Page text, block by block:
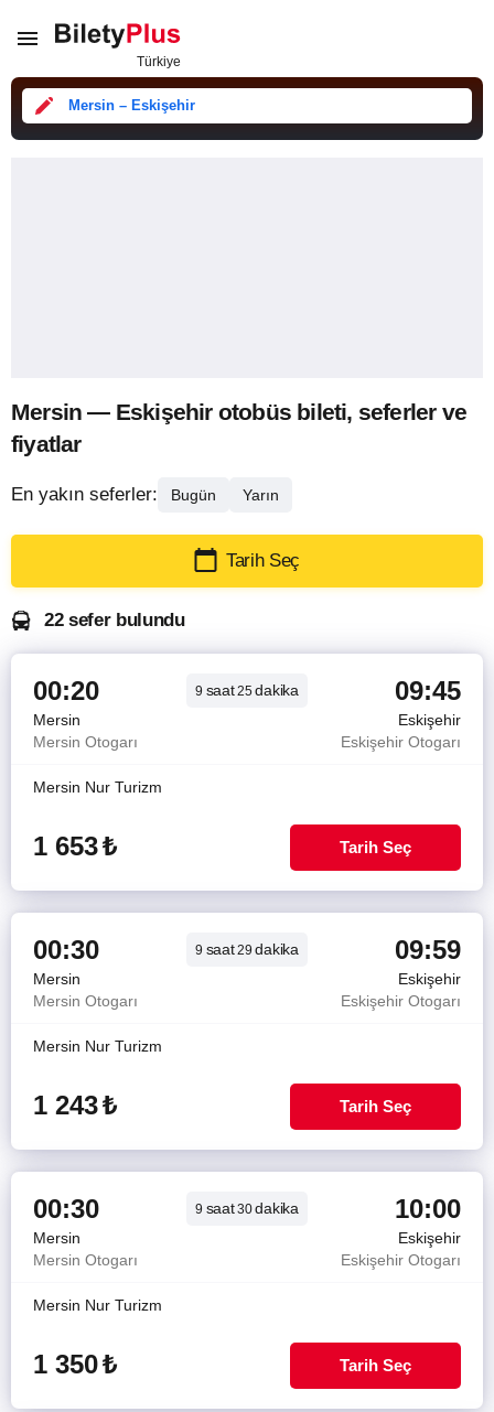
Mersin – Eskişehir
Mersin — Eskişehir otobüs bileti, seferler ve
fiyatlar
En yakın seferler: Bugün Yarın
Tarih Seç
22 sefer bulundu
00:20 9 saat25dakika 09:45
Mersin
Eskişehir
Mersin Otogarı
Eskişehir Otogarı
Mersin Nur Turizm
1 653₺ Tarih Seç
00:30 9 saat29dakika 09:59
Mersin
Eskişehir
Mersin Otogarı
Eskişehir Otogarı
Mersin Nur Turizm
1 243₺ Tarih Seç
00:30 9 saat30dakika 10:00
Mersin
Eskişehir
Mersin Otogarı
Eskişehir Otogarı
Mersin Nur Turizm
1 350₺ Tarih Seç